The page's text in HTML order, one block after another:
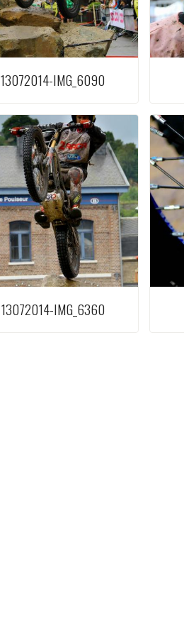
13072014-IMG_6090
13072014-IMG_6360